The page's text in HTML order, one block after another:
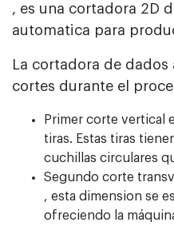
, es una cortadora 2D
automatica para
La cortadora de
cortes durante el
Primer corte vertical
tiras. Estas tiras
cuchillas circulares
Segundo corte
, esta dimension se
ofreciendo la